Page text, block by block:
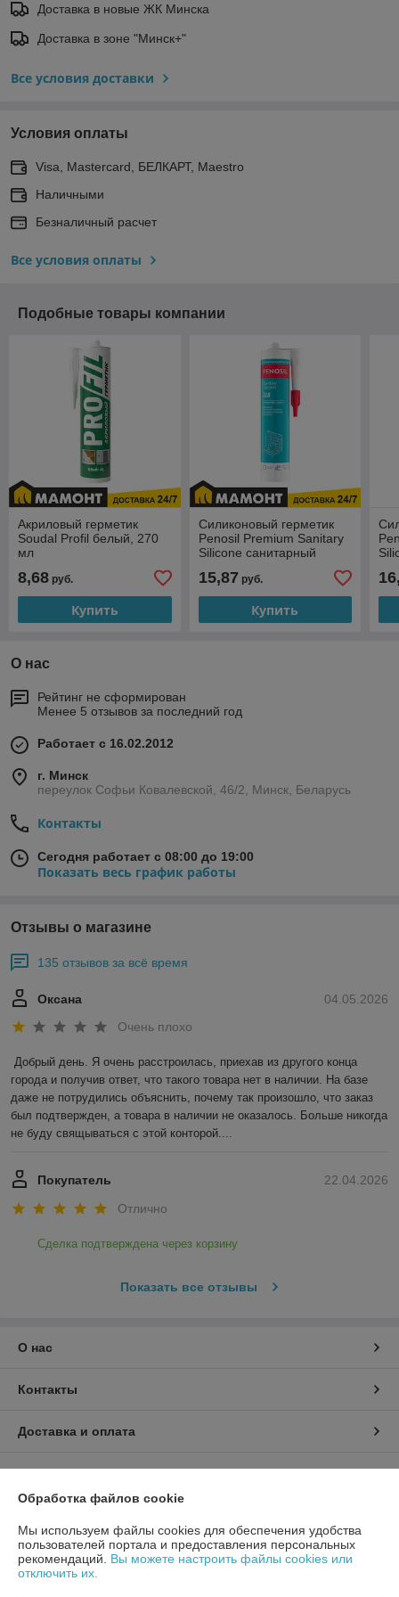
Доставка в новые ЖК Минска
Доставка в зоне "Минск+"
Все условия доставки
Условия оплаты
Visa, Mastercard, БЕЛКАРТ, Maestro
Наличными
Безналичный расчет
Все условия оплаты
Подобные товары компании
Акриловый герметик
Soudal Profil белый, 270
мл
8,68 руб.
Купить
Силиконовый герметик
Penosil Premium Sanitary
Silicone санитарный
15,87 руб.
Купить
О нас
Рейтинг не сформирован
Менее 5 отзывов за последний год
Работает с 16.02.2012
г. Минск
переулок Софьи Ковалевской, 46/2, Минск, Беларусь
Контакты
Сегодня работает с 08:00 до 19:00
Показать весь график работы
Отзывы о магазине
135 отзывов за всё время
04.05.2026
Оксана
Очень плохо
Добрый день. Я очень расстроилась, приехав из другого конца
города и получив ответ, что такого товара нет в наличии. На базе
даже не потрудились объяснить, почему так произошло, что заказ
был подтвержден, а товара в наличии не оказалось. Больше никогда
не буду свящываться с этой конторой....
22.04.2026
Покупатель
Отлично
Сделка подтверждена через корзину
Показать все отзывы
О нас
Контакты
Доставка и оплата
График работы
Политика обработки cookies
Обработка файлов cookie
Мы используем файлы cookies для обеспечения удобства
пользователей портала и предоставления персональных
рекомендаций. Вы можете настроить файлы cookies или
отключить их.